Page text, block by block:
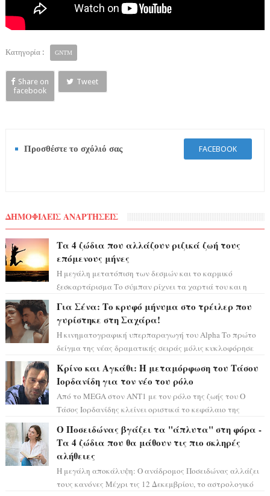
Κατηγορία : GNTM
Share on
facebook
Tweet
Προσθέστε το σχόλιό σας FACEBOOK
ΔΗΜΟΦΙΛΕΙΣ ΑΝΑΡΤΗΣΕΙΣ
Τα 4 ζώδια που αλλάζουν ριζικά ζωή τους
επόμενους μήνες
Η μεγάλη μετατόπιση των δεσμών και το καρμικό
ξεσκαρτάρισμα Το σύμπαν ρίχνει τα χαρτιά του και η
Για Σένα: Το κρυφό μήνυμα στο τρέιλερ που
γυρίστηκε στη Σαχάρα!
Η κινηματογραφική υπερπαραγωγή του Alpha Το πρώτο
δείγμα της νέας δραματικής σειράς μόλις κυκλοφόρησε
Κρίνο και Αγκάθι: Η μεταμόρφωση του Τάσου
Ιορδανίδη για τον νέο του ρόλο
Από το MEGA στον ΑΝΤ1 με τον ρόλο της ζωής του Ο
Τάσος Ιορδανίδης κλείνει οριστικά το κεφάλαιο της
Ο Ποσειδώνας βγάζει τα "άπλυτα" στη φόρα -
Τα 4 ζώδια που θα μάθουν τις πιο σκληρές
αλήθειες
Η μεγάλη αποκάλυψη: Ο ανάδρομος Ποσειδώνας αλλάζει
τους κανόνες Μέχρι τις 12 Δεκεμβρίου, το αστρολογικό